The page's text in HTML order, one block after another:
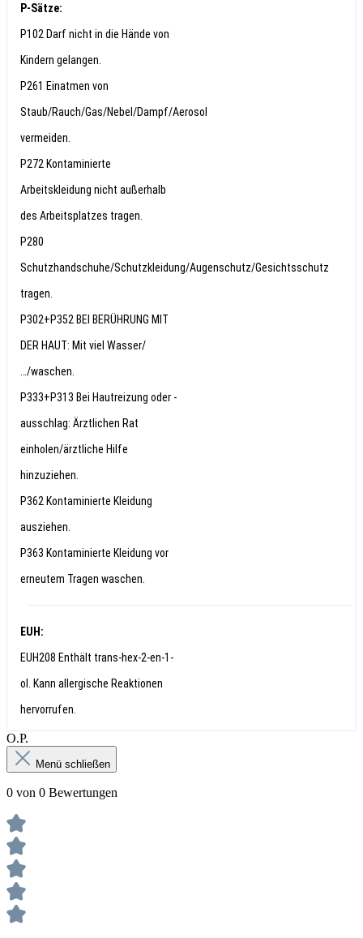
P-Sätze:
P102 Darf nicht in die Hände von
Kindern gelangen.
P261 Einatmen von
Staub/Rauch/Gas/Nebel/Dampf/Aerosol
vermeiden.
P272 Kontaminierte
Arbeitskleidung nicht außerhalb
des Arbeitsplatzes tragen.
P280
Schutzhandschuhe/Schutzkleidung/Augenschutz/Gesichtsschutz
tragen.
P302+P352 BEI BERÜHRUNG MIT
DER HAUT: Mit viel Wasser/
…/waschen.
P333+P313 Bei Hautreizung oder -
ausschlag: Ärztlichen Rat
einholen/ärztliche Hilfe
hinzuziehen.
P362 Kontaminierte Kleidung
ausziehen.
P363 Kontaminierte Kleidung vor
erneutem Tragen waschen.
EUH:
EUH208 Enthält trans-hex-2-en-1-
ol. Kann allergische Reaktionen
hervorrufen.
О.Р.
Menü schließen
0 von 0 Bewertungen